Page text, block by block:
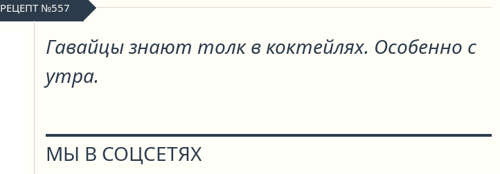
РЕЦЕПТ №557
Гавайцы знают толк в коктейлях. Особенно с
утра.
МЫ В СОЦСЕТЯХ